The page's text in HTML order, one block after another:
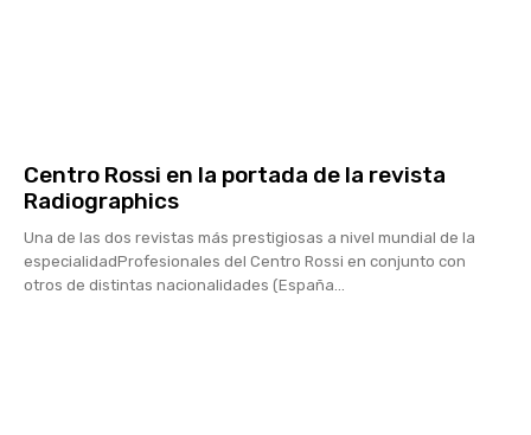
Centro Rossi en la portada de la revista
Radiographics
Una de las dos revistas más prestigiosas a nivel mundial de la
especialidadProfesionales del Centro Rossi en conjunto con
otros de distintas nacionalidades (España...